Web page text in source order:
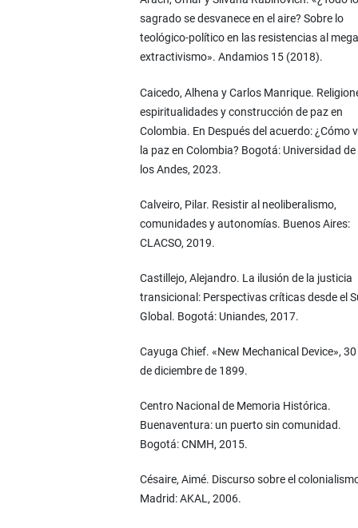
sagrado se desvanece en el aire? Sobre lo
teológico-político en las resistencias al mega
extractivismo». Andamios 15 (2018).
Caicedo, Alhena y Carlos Manrique.
espiritualidades y construcción de paz en
Colombia. En Después del acuerdo: ¿Cómo
la paz en Colombia? Bogotá: Universidad de
los Andes, 2023.
Calveiro, Pilar. Resistir al neoliberalismo,
comunidades y autonomías. Buenos Aires:
CLACSO, 2019.
Castillejo, Alejandro. La ilusión de la justicia
transicional: Perspectivas críticas desde el
Global. Bogotá: Uniandes, 2017.
Cayuga Chief. «New Mechanical Device», 30
de diciembre de 1899.
Centro Nacional de Memoria Histórica.
Buenaventura: un puerto sin comunidad.
Bogotá: CNMH, 2015.
Césaire, Aimé. Discurso sobre el
Madrid: AKAL, 2006.